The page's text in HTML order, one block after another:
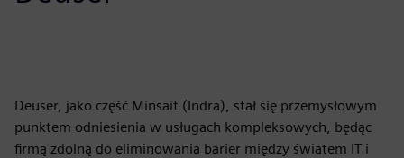
Deuser, jako część Minsait (Indra), stał się przemysłowym
punktem odniesienia w usługach kompleksowych, będąc
firmą zdolną do eliminowania barier między światem IT i